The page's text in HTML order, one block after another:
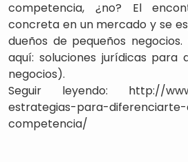
competencia, ¿no? El
concreta en un mercado y se
dueños de pequeños
aquí: soluciones jurídicas para
negocios).
Seguir leyendo: http://
estrategias-para-
competencia/